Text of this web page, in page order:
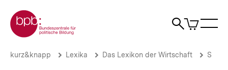
zum
Seiteninhalt
springen
Zur Startseite der bpb
Suche
Artikel
im
Standort
Brotkrümelnavigation
Pfadnavigation
kurz&knapp Lexika Das Lexikon der Wirtschaft S